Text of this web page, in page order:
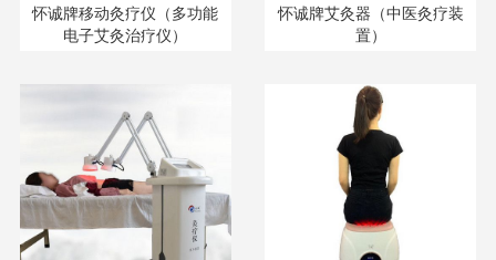
怀诚牌移动灸疗仪（多功能
电子艾灸治疗仪）
怀诚牌艾灸器（中医灸疗装
置）